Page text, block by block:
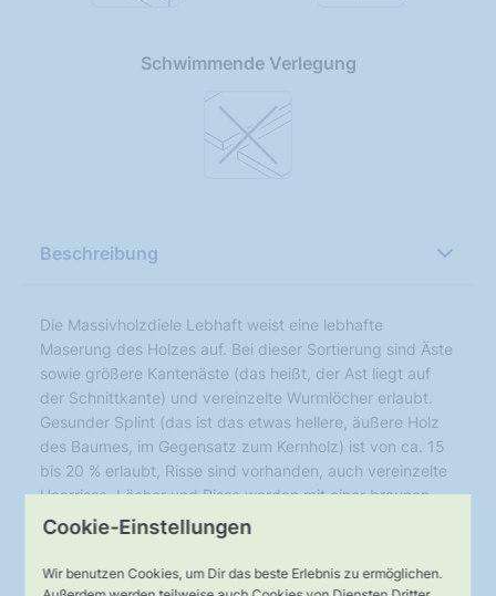
Cookie-Einstellungen
Wir benutzen Cookies, um Dir das beste Erlebnis zu ermöglichen.
Schwimmende Verlegung
Beschreibung
Die Massivholzdiele Lebhaft weist eine lebhafte
Maserung des Holzes auf. Bei dieser Sortierung sind Äste
sowie größere Kantenäste (das heißt, der Ast liegt auf
der Schnittkante) und vereinzelte Wurmlöcher erlaubt.
Gesunder Splint (das ist das etwas hellere, äußere Holz
des Baumes, im Gegensatz zum Kernholz) ist von ca. 15
bis 20 % erlaubt, Risse sind vorhanden, auch vereinzelte
Haarrisse. Löcher und Risse werden mit einer braunen
Spachtelmasse geschlossen. Farbunterschiede bei den
einzelnen Dielen kommen hier durchaus vor – das heißt,
ein Boden der Diele Lebhaft zeigt ein sehr lebhaftes